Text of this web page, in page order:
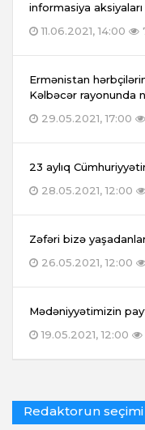
informasiya aksiyaları
11.06.2021, 14:00
Ermənistan
Kəlbəcər rayonunda
29.05.2021, 17:00
23 aylıq
28.05.2021, 12:00
Zəfəri bizə
26.05.2021, 12:00
Mədəniyyətimizin
19.05.2021, 12:00
Redaktorun seçimi